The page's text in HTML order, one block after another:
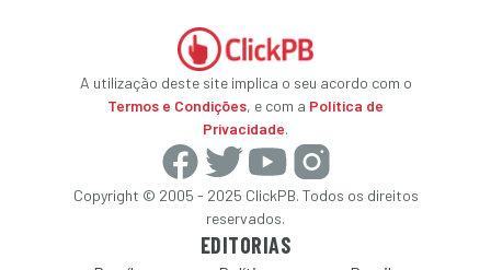
A utilização deste site implica o seu acordo com o
Termos e Condições, e com a Política de
Privacidade.
Copyright © 2005 - 2025 ClickPB. Todos os direitos
reservados.
EDITORIAS